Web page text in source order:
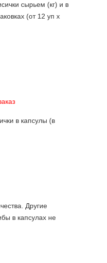
сырьем (кг) и в
(от 12 уп х
в капсулы (в
Другие
в капсулах не